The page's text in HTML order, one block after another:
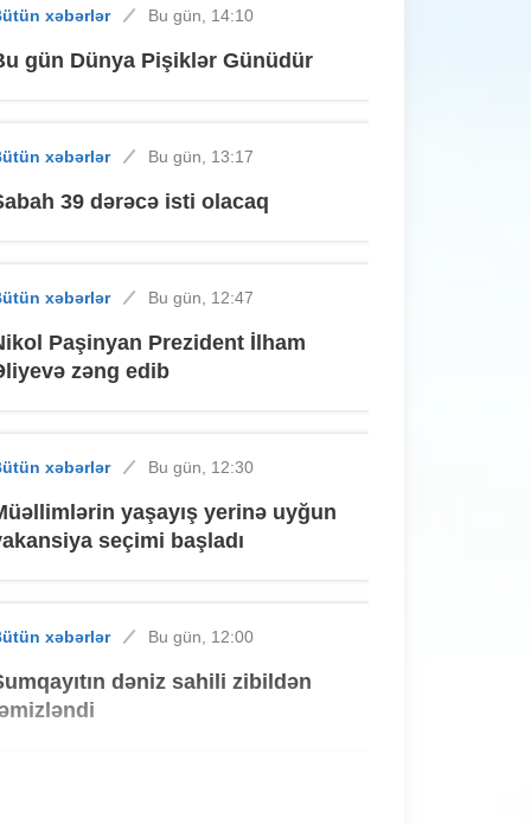
xəbərlər Bu gün, 14:10
gün Dünya Pişiklər Günüdür
xəbərlər Bu gün, 13:17
39 dərəcə isti olacaq
xəbərlər Bu gün, 12:47
Paşinyan Prezident İlham
zəng edib
xəbərlər Bu gün, 12:30
yaşayış yerinə uyğun
seçimi başladı
xəbərlər Bu gün, 12:00
dəniz sahili zibildən